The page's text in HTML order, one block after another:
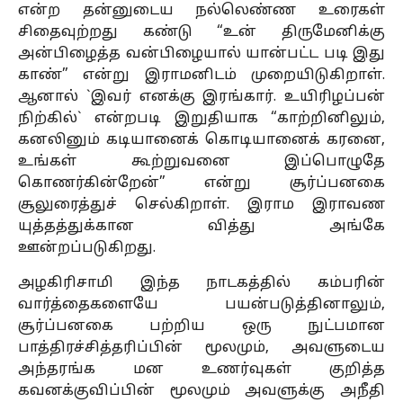
என்ற தன்னுடைய நல்லெண்ண உரைகள்
சிதைவுற்றது கண்டு “உன் திருமேனிக்கு
அன்பிழைத்த வன்பிழையால் யான்பட்ட படி இது
காண்” என்று இராமனிடம் முறையிடுகிறாள்.
ஆனால் `இவர் எனக்கு இரங்கார். உயிரிழப்பன்
நிற்கில்` என்றபடி இறுதியாக “காற்றினிலும்,
கனலினும் கடியானைக் கொடியானைக் கரனை,
உங்கள் கூற்றுவனை இப்பொழுதே
கொணர்கின்றேன்” என்று சூர்ப்பனகை
சூலுரைத்துச் செல்கிறாள். இராம இராவண
யுத்தத்துக்கான வித்து அங்கே
ஊன்றப்படுகிறது.
அழகிரிசாமி இந்த நாடகத்தில் கம்பரின்
வார்த்தைகளையே பயன்படுத்தினாலும்,
சூர்ப்பனகை பற்றிய ஒரு நுட்பமான
பாத்திரச்சித்தரிப்பின் மூலமும், அவளுடைய
அந்தரங்க மன உணர்வுகள் குறித்த
கவனக்குவிப்பின் மூலமும் அவளுக்கு அநீதி